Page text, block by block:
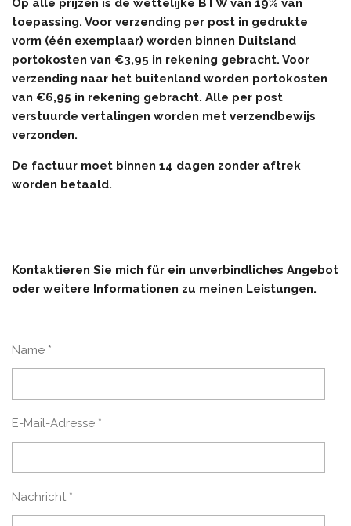
Op alle prijzen is de wettelijke BTW van 19% van
toepassing. Voor verzending per post in gedrukte
vorm (één exemplaar) worden binnen Duitsland
portokosten van €3,95 in rekening gebracht. Voor
verzending naar het buitenland worden portokosten
van €6,95 in rekening gebracht. Alle per post
verstuurde vertalingen worden met verzendbewijs
verzonden.
De factuur moet binnen 14 dagen zonder aftrek
worden betaald.
Kontaktieren Sie mich für ein unverbindliches Angebot
oder weitere Informationen zu meinen Leistungen.
Name *
E-Mail-Adresse *
Nachricht *